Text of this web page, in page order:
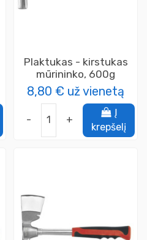
Plaktukas - kirstukas
mūrininko, 600g
8,80 € už vienetą
- +
Į
krepšelį